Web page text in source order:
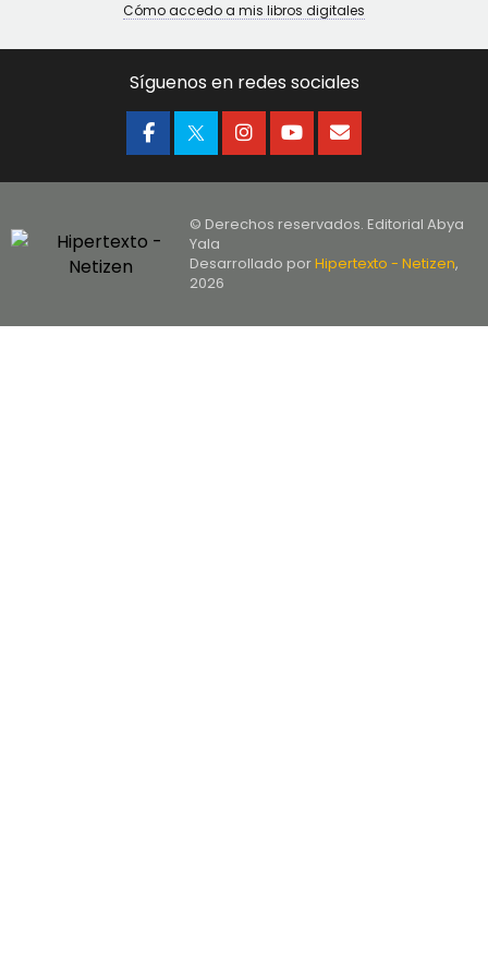
Cómo accedo a mis libros digitales
Síguenos en redes sociales
© Derechos reservados. Editorial Abya
Yala
Desarrollado porHipertexto - Netizen,
2026